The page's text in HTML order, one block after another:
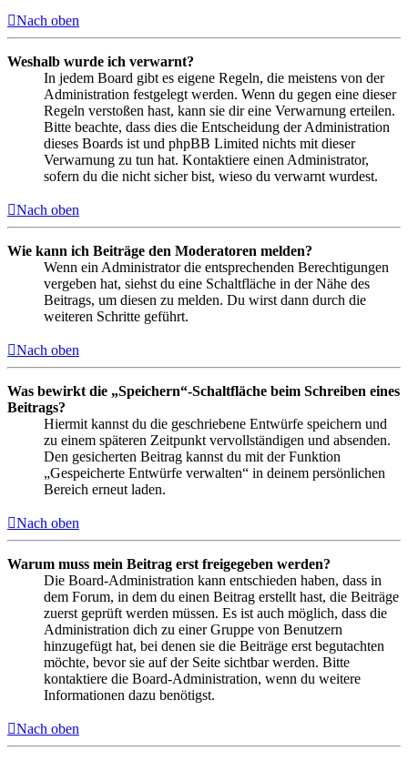
Nach oben
Weshalb wurde ich verwarnt?
In jedem Board gibt es eigene Regeln, die meistens von der
Administration festgelegt werden. Wenn du gegen eine dieser
Regeln verstoßen hast, kann sie dir eine Verwarnung erteilen.
Bitte beachte, dass dies die Entscheidung der Administration
dieses Boards ist und phpBB Limited nichts mit dieser
Verwarnung zu tun hat. Kontaktiere einen Administrator,
sofern du die nicht sicher bist, wieso du verwarnt wurdest.
Nach oben
Wie kann ich Beiträge den Moderatoren melden?
Wenn ein Administrator die entsprechenden Berechtigungen
vergeben hat, siehst du eine Schaltfläche in der Nähe des
Beitrags, um diesen zu melden. Du wirst dann durch die
weiteren Schritte geführt.
Nach oben
Was bewirkt die „Speichern“-Schaltfläche beim Schreiben eines
Beitrags?
Hiermit kannst du die geschriebene Entwürfe speichern und
zu einem späteren Zeitpunkt vervollständigen und absenden.
Den gesicherten Beitrag kannst du mit der Funktion
„Gespeicherte Entwürfe verwalten“ in deinem persönlichen
Bereich erneut laden.
Nach oben
Warum muss mein Beitrag erst freigegeben werden?
Die Board-Administration kann entschieden haben, dass in
dem Forum, in dem du einen Beitrag erstellt hast, die Beiträge
zuerst geprüft werden müssen. Es ist auch möglich, dass die
Administration dich zu einer Gruppe von Benutzern
hinzugefügt hat, bei denen sie die Beiträge erst begutachten
möchte, bevor sie auf der Seite sichtbar werden. Bitte
kontaktiere die Board-Administration, wenn du weitere
Informationen dazu benötigst.
Nach oben